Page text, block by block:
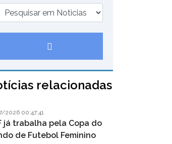
relacionadas
2026 00:47:41
já trabalha pela Copa do
de Futebol Feminino